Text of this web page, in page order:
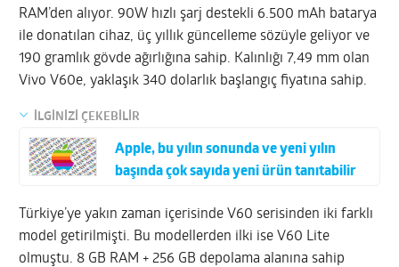
RAM’den alıyor. 90W hızlı şarj destekli 6.500 mAh batarya
ile donatılan cihaz, üç yıllık güncelleme sözüyle geliyor ve
190 gramlık gövde ağırlığına sahip. Kalınlığı 7,49 mm olan
Vivo V60e, yaklaşık 340 dolarlık başlangıç fiyatına sahip.
İLGİNİZİ ÇEKEBİLİR
Apple, bu yılın sonunda ve yeni yılın
başında çok sayıda yeni ürün tanıtabilir
Türkiye’ye yakın zaman içerisinde V60 serisinden iki farklı
model getirilmişti. Bu modellerden ilki ise V60 Lite
olmuştu. 8 GB RAM + 256 GB depolama alanına sahip